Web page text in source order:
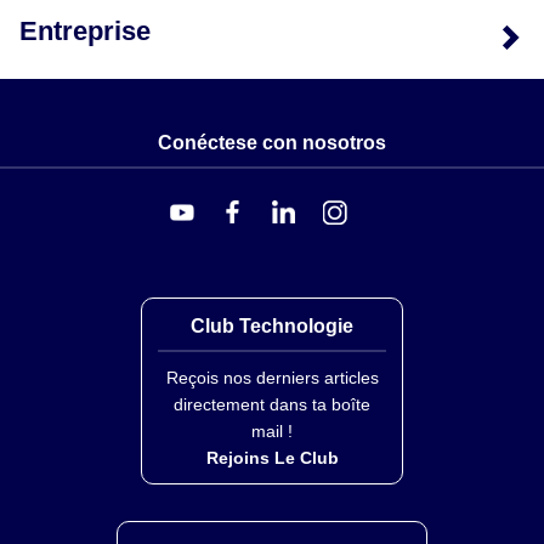
Entreprise
Conéctese con nosotros
Club Technologie
Reçois nos derniers articles
directement dans ta boîte
mail !
Rejoins Le Club